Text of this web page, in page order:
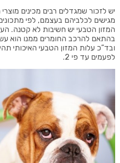
יש לזכור שמגדלים רבים מכינים
מגישים לכלביהם בעצמם, לפי
המזון הטבעי יש חשיבות לא קטנה.
בהתאם להרכב החומרים ממנו הוא
ובד”כ עלות המזון הטבעי האיכותי
לפעמים עד פי 2.